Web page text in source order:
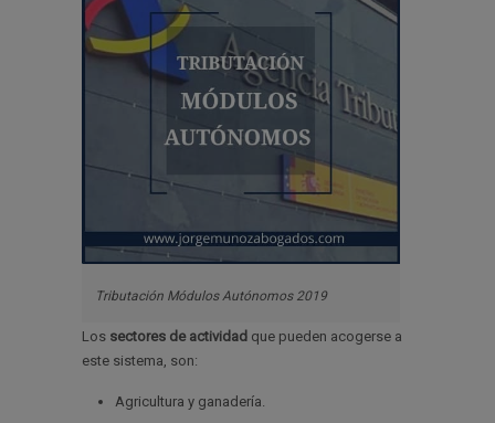
Tributación Módulos Autónomos 2019
Los sectores de actividad que pueden acogerse a
este sistema, son:
Agricultura y ganadería.